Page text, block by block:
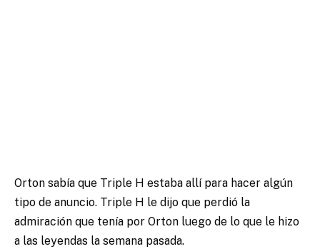
Orton sabía que Triple H estaba allí para hacer algún
tipo de anuncio. Triple H le dijo que perdió la
admiración que tenía por Orton luego de lo que le hizo
a las leyendas la semana pasada.